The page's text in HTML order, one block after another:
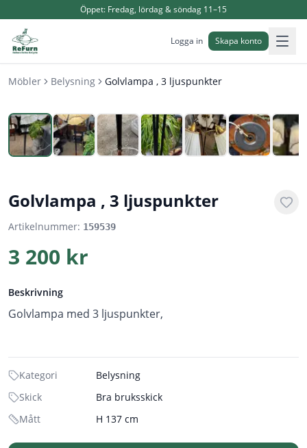
Öppet: Fredag, lördag & söndag 11–15
Logga in Skapa konto
Möbler Belysning Golvlampa , 3 ljuspunkter
Golvlampa , 3 ljuspunkter
Artikelnummer: 159539
3 200 kr
Beskrivning
Golvlampa med 3 ljuspunkter,
Kategori
Belysning
Skick
Bra bruksskick
Mått
H 137 cm